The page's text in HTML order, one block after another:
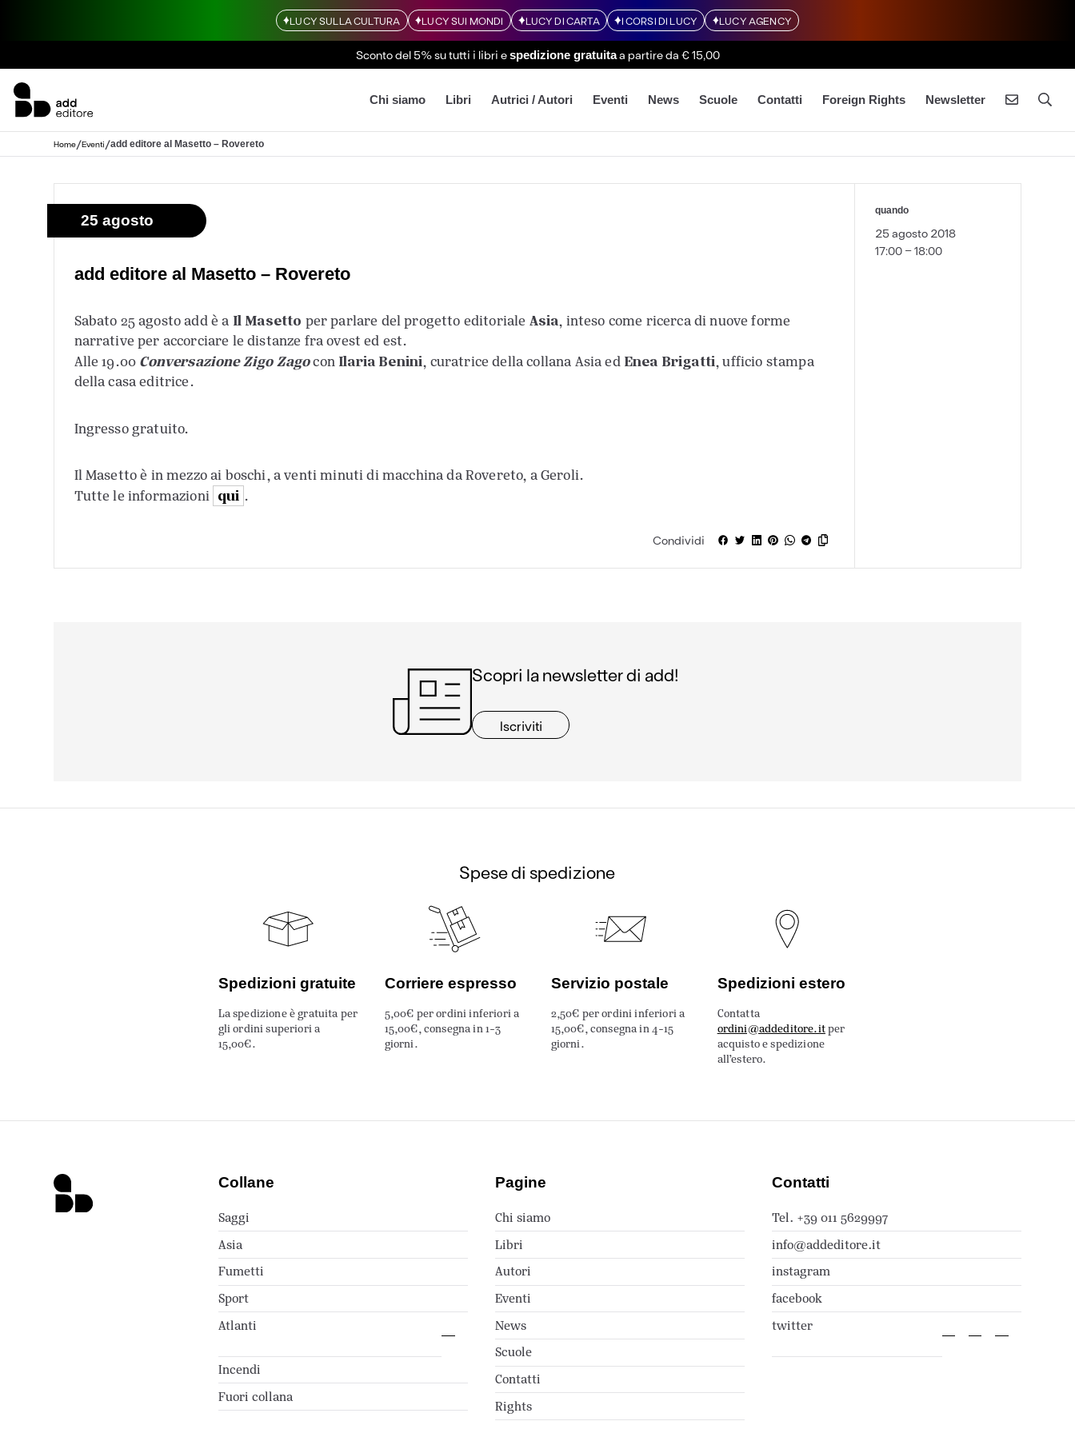
LUCY SULLA CULTURA LUCY SUI MONDI LUCY DI CARTA I CORSI DI LUCY LUCY AGENCY
Sconto del 5% su tutti i libri espedizione gratuitaa partire da € 15,00
Chi siamo Libri Autrici / Autori Eventi News Scuole Contatti Foreign Rights Newsletter
Home/Eventi/add editore al Masetto – Rovereto
25 agosto
add editore al Masetto – Rovereto
Sabato 25 agosto add è a Il Masetto per parlare del progetto editoriale Asia, inteso come ricerca di nuove forme
narrative per accorciare le distanze fra ovest ed est.
Alle 19.00 Conversazione Zigo Zagocon Ilaria Benini, curatrice della collana Asia ed Enea Brigatti, ufficio stampa
della casa editrice.
Ingresso gratuito.
Il Masetto è in mezzo ai boschi, a venti minuti di macchina da Rovereto, a Geroli.
Tutte le informazioni qui .
Condividi
quando
25 agosto 2018
17:00 - 18:00
Scopri la newsletter di add!
Iscriviti
Spese di spedizione
Spedizioni gratuite
La spedizione è gratuita per
gli ordini superiori a
15,00€.
Corriere espresso
5,00€ per ordini inferiori a
15,00€, consegna in 1-3
giorni.
Servizio postale
2,50€ per ordini inferiori a
15,00€, consegna in 4-15
giorni.
Spedizioni estero
Contatta
ordini@addeditore.itper
acquisto e spedizione
all’estero.
Collane
Saggi
Asia
Fumetti
Sport
Atlanti
Incendi
Fuori collana
Pagine
Chi siamo
Libri
Autori
Eventi
News
Scuole
Contatti
Rights
Contatti
Tel. +39 011 5629997
info@addeditore.it
instagram
facebook
twitter